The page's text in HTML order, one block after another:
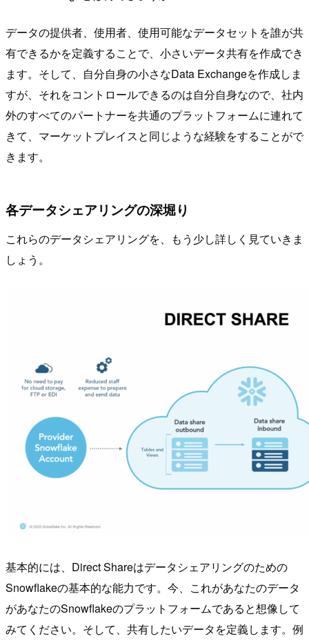
データの提供者、使用者、使用可能なデータセットを誰が共
有できるかを定義することで、小さいデータ共有を作成でき
ます。そして、自分自身の小さなData Exchangeを作成しま
すが、それをコントロールできるのは自分自身なので、社内
外のすべてのパートナーを共通のプラットフォームに連れて
きて、マーケットプレイスと同じような経験をすることがで
きます。
各データシェアリングの深堀り
これらのデータシェアリングを、もう少し詳しく見ていきま
しょう。
基本的には、Direct Shareはデータシェアリングのための
Snowflakeの基本的な能力です。今、これがあなたのデータ
があなたのSnowflakeのプラットフォームであると想像して
みてください。そして、共有したいデータを定義します。例